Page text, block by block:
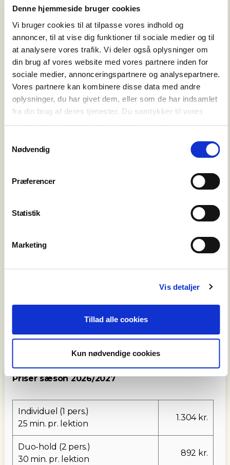
Denne hjemmeside bruger cookies
Vi bruger cookies til at tilpasse vores indhold og
annoncer, til at vise dig funktioner til sociale medier og til
at analysere vores trafik. Vi deler også oplysninger om
din brug af vores website med vores partnere inden for
sociale medier, annonceringspartnere og analysepartnere.
Vores partnere kan kombinere disse data med andre
oplysninger, du har givet dem, eller som de har indsamlet
fra din brug af deres tjenester. Du samtykker til vores
cookies, hvis du fortsætter med at anvende vores
Nødvendig
Præferencer
Statistik
Marketing
Vis detaljer
Tillad alle cookies
Kun nødvendige cookies
Vælg underkategori
Hadsten (Hadsten/Hadbjerg/Voldum/Laurbjerg)
Hinnerup (Hinnerup/Søften/Korsholm)
Hammel (Hammel/Thorsø)
Ulstrup
TILMELD
Priser sæson2026/2027
Individuel (1 pers.)
25 min. pr. lektion
1.304 kr.
Duo-hold (2 pers.)
30 min. pr. lektion
892 kr.